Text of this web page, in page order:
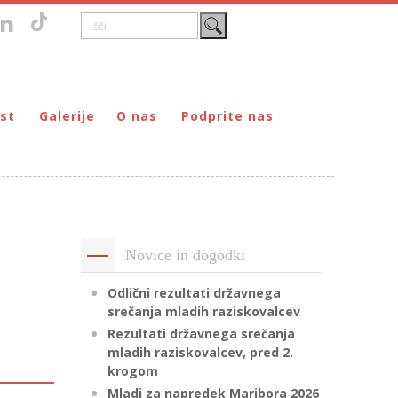
prijateljev mladine Maribor
Galerije O nas
Poslanstvo
Partnerji
Transparentnost delovanja
Podprite nas
DONIRAJ – za pravne osebe
Novice in dogodki
Odlični rezultati državnega
srečanja mladih raziskovalcev
Rezultati državnega srečanja
mladih raziskovalcev, pred 2.
krogom
Mladi za napredek Maribora 2026